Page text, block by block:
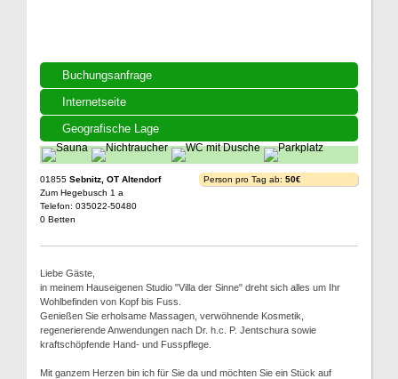
Buchungsanfrage
Internetseite
Geografische Lage
01855 Sebnitz, OT Altendorf
Zum Hegebusch 1 a
Telefon: 035022-50480
0 Betten
Person pro Tag ab: 50€
Liebe Gäste,
in meinem Hauseigenen Studio "Villa der Sinne" dreht sich alles um Ihr
Wohlbefinden von Kopf bis Fuss.
Genießen Sie erholsame Massagen, verwöhnende Kosmetik,
regenerierende Anwendungen nach Dr. h.c. P. Jentschura sowie
kraftschöpfende Hand- und Fusspflege.
Mit ganzem Herzen bin ich für Sie da und möchten Sie ein Stück auf